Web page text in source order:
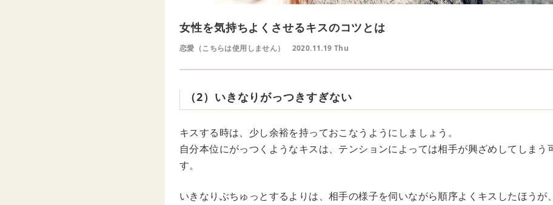
女性を気持ちよくさせるキスのコツとは
恋愛（こちらは使用しません） 2020.11.19 Thu
（2）いきなりがっつきすぎない
キスする時は、少し余裕を持っておこなうようにしましょう。
自分本位にがっつくようなキスは、テンションによっては相手が興ざめしてしまう
す。
いきなりぶちゅっとするよりは、相手の様子を伺いながら順序よくキスしたほうが